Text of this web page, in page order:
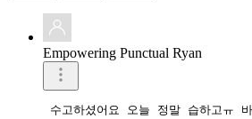
Empowering Punctual Ryan
수고하셨어요 오늘 정말 습하고ㅠ